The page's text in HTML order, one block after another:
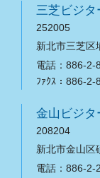
三芝ビジタ
252005
新北市三芝区
電話：886-2-
ﾌｧｸｽ：886-2-
金山ビジ
208204
新北市金山区
電話：886-2-